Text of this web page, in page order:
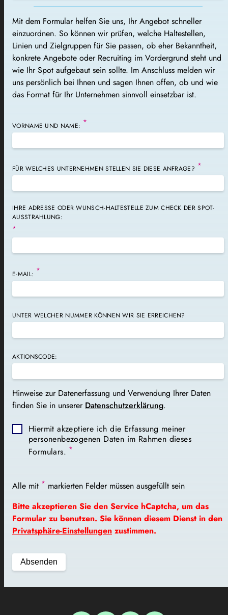
Mit dem Formular helfen Sie uns, Ihr Angebot schneller
einzuordnen. So können wir prüfen, welche Haltestellen,
Linien und Zielgruppen für Sie passen, ob eher Bekanntheit,
konkrete Angebote oder Recruiting im Vordergrund steht und
wie Ihr Spot aufgebaut sein sollte. Im Anschluss melden wir
uns persönlich bei Ihnen und sagen Ihnen offen, ob und wie
das Format für Ihr Unternehmen sinnvoll einsetzbar ist.
VORNAME UND NAME: *
FÜR WELCHES UNTERNEHMEN STELLEN SIE DIESE ANFRAGE? *
IHRE ADRESSE ODER WUNSCH-HALTESTELLE ZUM CHECK DER SPOT-
AUSSTRAHLUNG:
*
E-MAIL: *
UNTER WELCHER NUMMER KÖNNEN WIR SIE ERREICHEN?
AKTIONSCODE:
Hinweise zur Datenerfassung und Verwendung Ihrer Daten
finden Sie in unserer Datenschutzerklärung.
Hiermit akzeptiere ich die Erfassung meiner
personenbezogenen Daten im Rahmen dieses
Formulars. *
Alle mit * markierten Felder müssen ausgefüllt sein
Bitte akzeptieren Sie den Service hCaptcha, um das
Formular zu benutzen. Sie können diesem Dienst in den
Privatsphäre-Einstellungen zustimmen.